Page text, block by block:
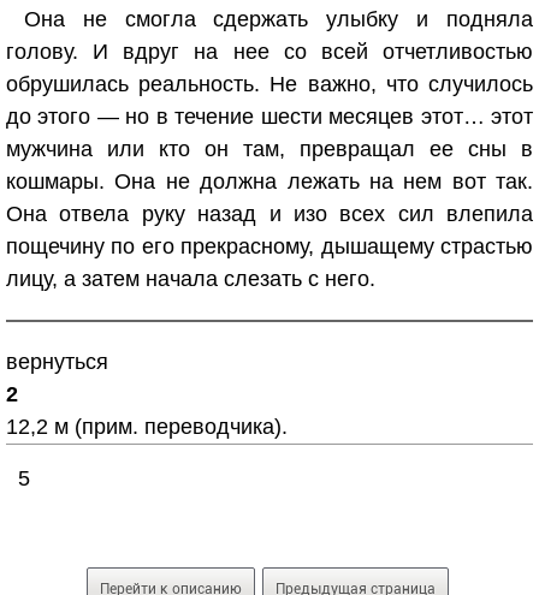
Она не смогла сдержать улыбку и подняла
голову. И вдруг на нее со всей отчетливостью
обрушилась реальность. Не важно, что случилось
до этого — но в течение шести месяцев этот… этот
мужчина или кто он там, превращал ее сны в
кошмары. Она не должна лежать на нем вот так.
Она отвела руку назад и изо всех сил влепила
пощечину по его прекрасному, дышащему страстью
лицу, а затем начала слезать с него.
вернуться
2
12,2 м (прим. переводчика).
5
Перейти к описанию Предыдущая страница